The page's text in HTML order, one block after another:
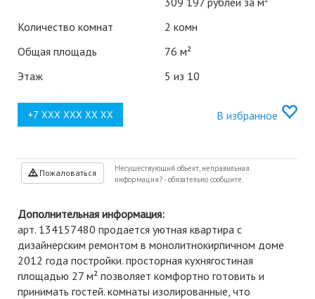
Количество комнат
2 комн
Общая площадь
76 м²
Этаж
5 из 10
В избранное
Пожаловаться
Несуществующий объект, неправильная
информация? - обязательно сообщите.
Дополнительная информация:
арт. 134157480 продается уютная квартира с
дизайнерским ремонтом в монолитнокирпичном доме
2012 года постройки. просторная кухнягостиная
площадью 27 м² позволяет комфортно готовить и
принимать гостей. комнаты изолированные, что